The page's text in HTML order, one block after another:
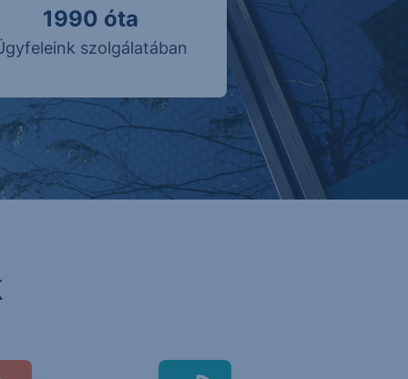
1990 óta
szolgálatában